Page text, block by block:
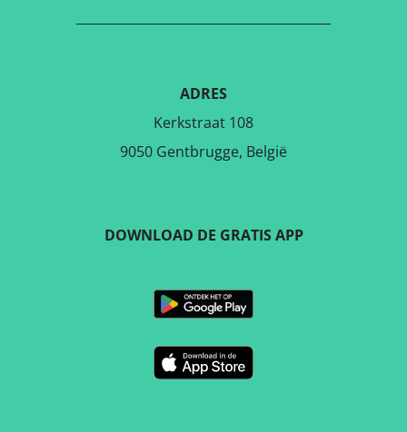
ADRES
Kerkstraat 108
9050 Gentbrugge, België
DOWNLOAD DE GRATIS APP